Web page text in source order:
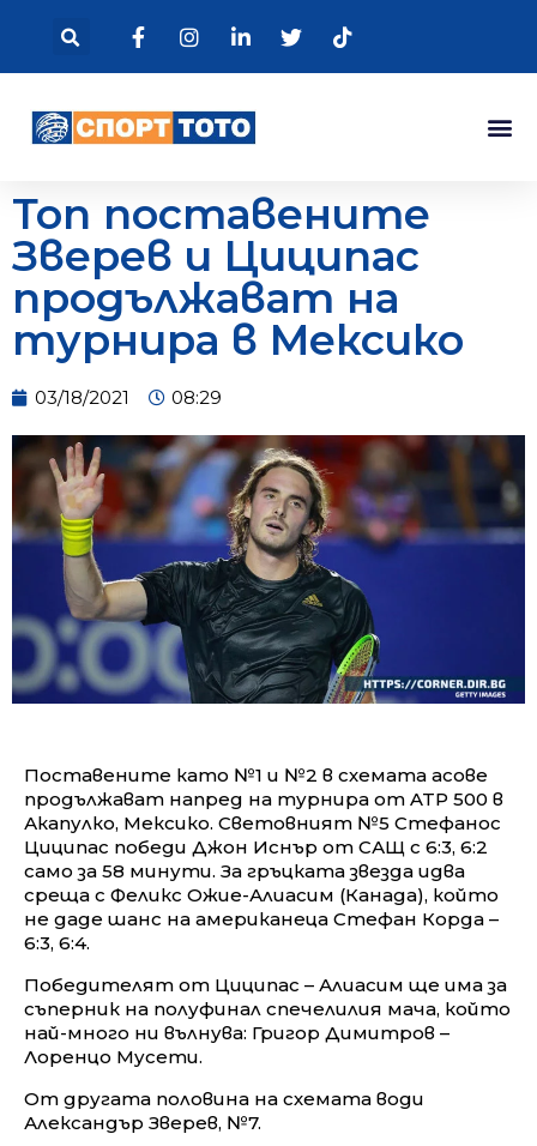
Топ поставените
Зверев и Циципас
продължават на
турнира в Мексико
03/18/2021 08:29
Поставените като №1 и №2 в схемата асове
продължават напред на турнира от ATP 500 в
Акапулко, Мексико. Световният №5 Стефанос
Циципас победи Джон Иснър от САЩ с 6:3, 6:2
само за 58 минути. За гръцката звезда идва
среща с Феликс Ожие-Алиасим (Канада), който
не даде шанс на американеца Стефан Корда –
6:3, 6:4.
Победителят от Циципас – Алиасим ще има за
съперник на полуфинал спечелилия мача, който
най-много ни вълнува: Григор Димитров –
Лоренцо Мусети.
От другата половина на схемата води
Александър Зверев, №7.